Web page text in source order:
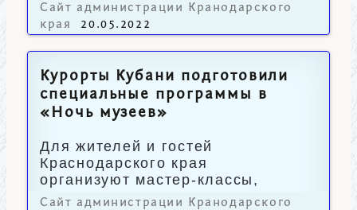
Сайт администрации Кранодарского
края
20.05.2022
Курорты Кубани подготовили
специальные программы в
«Ночь музеев»
Для жителей и гостей
Краснодарского края
организуют мастер-классы,
экскурсии и дегустации.
Сайт администрации Кранодарского